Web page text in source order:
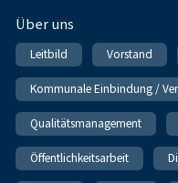
Über uns
Leitbild Vorstand
Kommunale Einbindung /
Qualitätsmanagement
Öffentlichkeitsarbeit